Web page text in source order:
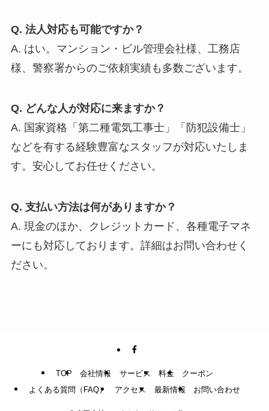
Q. 法人対応も可能ですか？
A. はい。マンション・ビル管理会社様、工務店
様、警察署からのご依頼実績も多数ございます。
Q. どんな人が対応に来ますか？
A. 国家資格「第二種電気工事士」「防犯設備士」
などを有する経験豊富なスタッフが対応いたしま
す。安心してお任せください。
Q. 支払い方法は何がありますか？
A. 現金のほか、クレジットカード、各種電子マネ
ーにも対応しております。詳細はお問い合わせく
ださい。
TOP 会社情報 サービス 料金
クーポン
よくある質問（FAQ）
アクセス 最新情報 お問い合わせ